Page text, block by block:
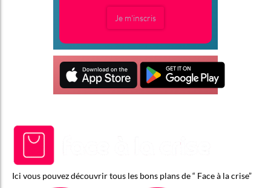
Je m'inscris
Ici vous pouvez découvrir tous les bons plans de “ Face à la crise”